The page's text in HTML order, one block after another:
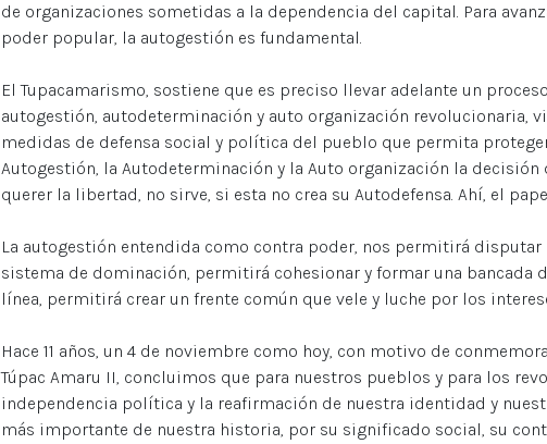
de organizaciones sometidas a la dependencia del capital. Para
poder popular, la autogestión es fundamental.
El Tupacamarismo, sostiene que es preciso llevar adelante un
autogestión, autodeterminación y auto organización revolucionaria,
medidas de defensa social y política del pueblo que permita
Autogestión, la Autodeterminación y la Auto organización la
querer la libertad, no sirve, si esta no crea su Autodefensa. Ahí, el
La autogestión entendida como contra poder, nos permitirá
sistema de dominación, permitirá cohesionar y formar una bancada
línea, permitirá crear un frente común que vele y luche por los
Hace 11 años, un 4 de noviembre como hoy, con motivo de
Túpac Amaru II, concluimos que para nuestros pueblos y para los
independencia política y la reafirmación de nuestra identidad y
más importante de nuestra historia, por su significado social, su